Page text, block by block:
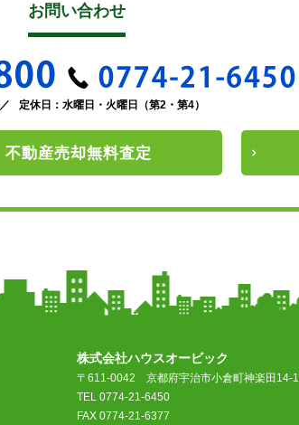
お問い合わせ
／ 定休日：水曜日・火曜日（第2・第4）
不動産売却無料査定
株式会社ハウスオービック
〒611-0042 京都府宇治市小倉町神楽田14-1
TEL 0774-21-6450
FAX 0774-21-6377